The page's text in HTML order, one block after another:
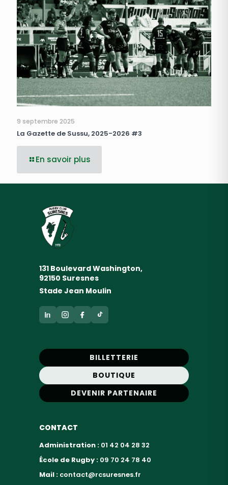
9 septembre 2025
La Gazette de Sussu, 2025-2026 #3
En savoir plus
131 Boulevard Washington,
92150 Suresnes
Stade Jean Moulin
BILLETTERIE
BOUTIQUE
DEVENIR PARTENAIRE
CONTACT
Administration : 01 42 04 28 32
École de Rugby : 09 70 24 78 40
Mail : contact@rcsuresnes.fr